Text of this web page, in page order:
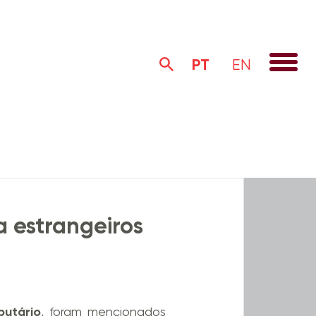
PT EN
estrangeiros
, foram mencionados